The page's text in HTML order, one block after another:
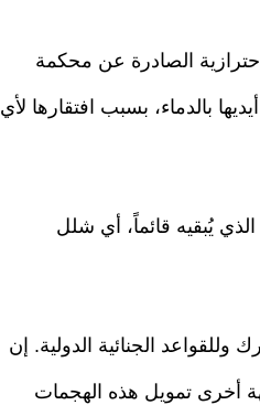
الصادرة عن محكمة
بالدماء، بسبب افتقارها لأي
يُبقيه قائماً، أي شلل
الجنائية الدولية. إن
أخرى تمويل هذه الهجمات